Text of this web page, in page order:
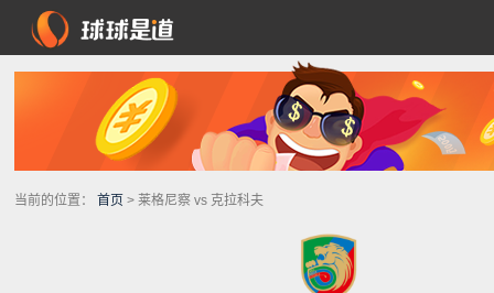
当前的位置： 首页 > 莱格尼察 vs 克拉科夫